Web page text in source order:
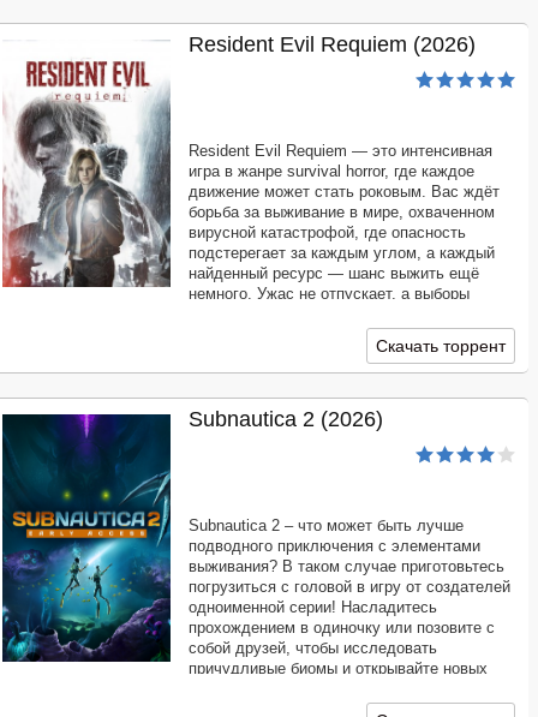
Resident Evil Requiem (2026)
Resident Evil Requiem — это интенсивная
игра в жанре survival horror, где каждое
движение может стать роковым. Вас ждёт
борьба за выживание в мире, охваченном
вирусной катастрофой, где опасность
подстерегает за каждым углом, а каждый
найденный ресурс — шанс выжить ещё
немного. Ужас не отпускает, а выборы
Скачать торрент
Subnautica 2 (2026)
Subnautica 2 – что может быть лучше
подводного приключения с элементами
выживания? В таком случае приготовьтесь
погрузиться с головой в игру от создателей
одноименной серии! Насладитесь
прохождением в одиночку или позовите с
собой друзей, чтобы исследовать
причудливые биомы и открывайте новых
возможности инопланетного морского